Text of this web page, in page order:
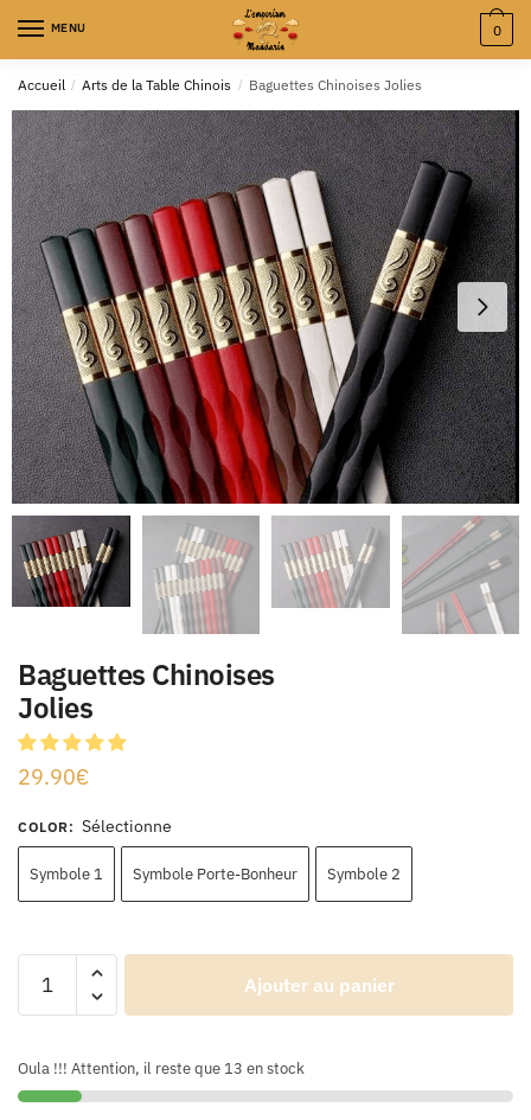
MENU 0
Accueil / Arts de la Table Chinois / Baguettes Chinoises Jolies
Baguettes Chinoises
Jolies
29.90€
COLOR: Sélectionne
Symbole 1 Symbole Porte-Bonheur Symbole 2
Ajouter au panier
Oula !!! Attention, il reste que 13 en stock